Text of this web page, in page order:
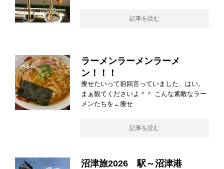
記事を読む
ラーメンラーメンラーメ
ン！！！
痩せたいって前回言っていました、はい。
まぁ観てくださいよ＾＾ こんな素敵なラー
メンたちを←痩せ
記事を読む
沼津旅2026 駅～沼津港